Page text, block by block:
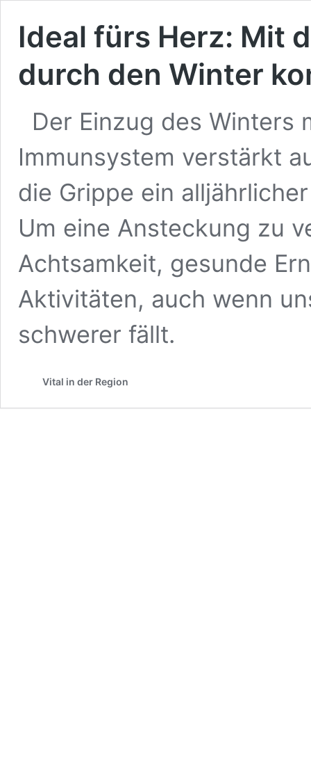
Ideal fürs Herz: Mit
durch den Winter
Der Einzug des Winters
Immunsystem verstärkt
die Grippe ein
Um eine Ansteckung zu
Achtsamkeit, gesunde
Aktivitäten, auch wenn
schwerer fällt.
Vital in der Region